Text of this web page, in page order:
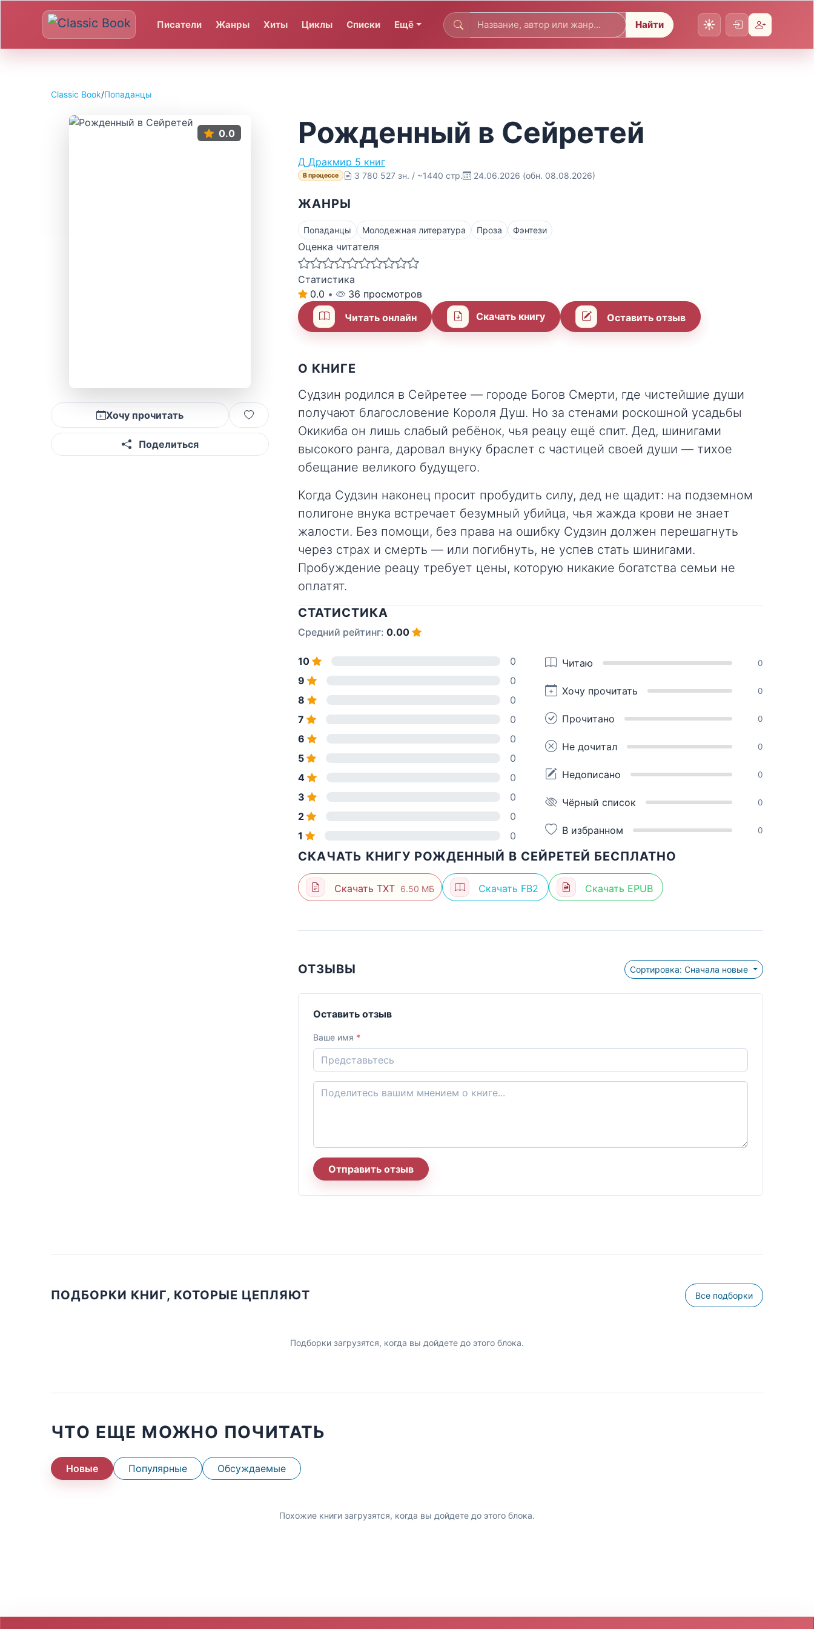
Писатели Жанры Хиты Циклы Списки Ещё Найти
Classic Book/Попаданцы
0.0
Хочу прочитать
Поделиться
Рожденный в Сейретей
Д Дракмир 5 книг
В процессе 3 780 527 зн. / ~1440 стр. 24.06.2026 (обн. 08.08.2026)
ЖАНРЫ
Попаданцы Молодежная литература Проза Фэнтези
Оценка читателя
Статистика
0.0 •
36 просмотров
Читать онлайн
Скачать книгу Оставить отзыв
О КНИГЕ
Судзин родился в Сейретее — городе Богов Смерти, где чистейшие души
получают благословение Короля Душ. Но за стенами роскошной усадьбы
Окикиба он лишь слабый ребёнок, чья реацу ещё спит. Дед, шинигами
высокого ранга, даровал внуку браслет с частицей своей души — тихое
обещание великого будущего.
Когда Судзин наконец просит пробудить силу, дед не щадит: на подземном
полигоне внука встречает безумный убийца, чья жажда крови не знает
жалости. Без помощи, без права на ошибку Судзин должен перешагнуть
через страх и смерть — или погибнуть, не успев стать шинигами.
Пробуждение реацу требует цены, которую никакие богатства семьи не
оплатят.
СТАТИСТИКА
Средний рейтинг: 0.00
10
0
9
0
8
0
7
0
6
0
5
0
4
0
3
0
2
0
1
0
Читаю 0
Хочу прочитать 0
Прочитано 0
Не дочитал 0
Недописано 0
Чёрный список 0
В избранном 0
СКАЧАТЬ КНИГУ РОЖДЕННЫЙ В СЕЙРЕТЕЙ БЕСПЛАТНО
Скачать TXT 6.50 МБ Скачать FB2 Скачать EPUB
ОТЗЫВЫ Сортировка: Сначала новые
Оставить отзыв
Ваше имя *
Отправить отзыв
ПОДБОРКИ КНИГ, КОТОРЫЕ ЦЕПЛЯЮТ Все подборки
Подборки загрузятся, когда вы дойдете до этого блока.
ЧТО ЕЩЕ МОЖНО ПОЧИТАТЬ
Новые Популярные Обсуждаемые
Похожие книги загрузятся, когда вы дойдете до этого блока.